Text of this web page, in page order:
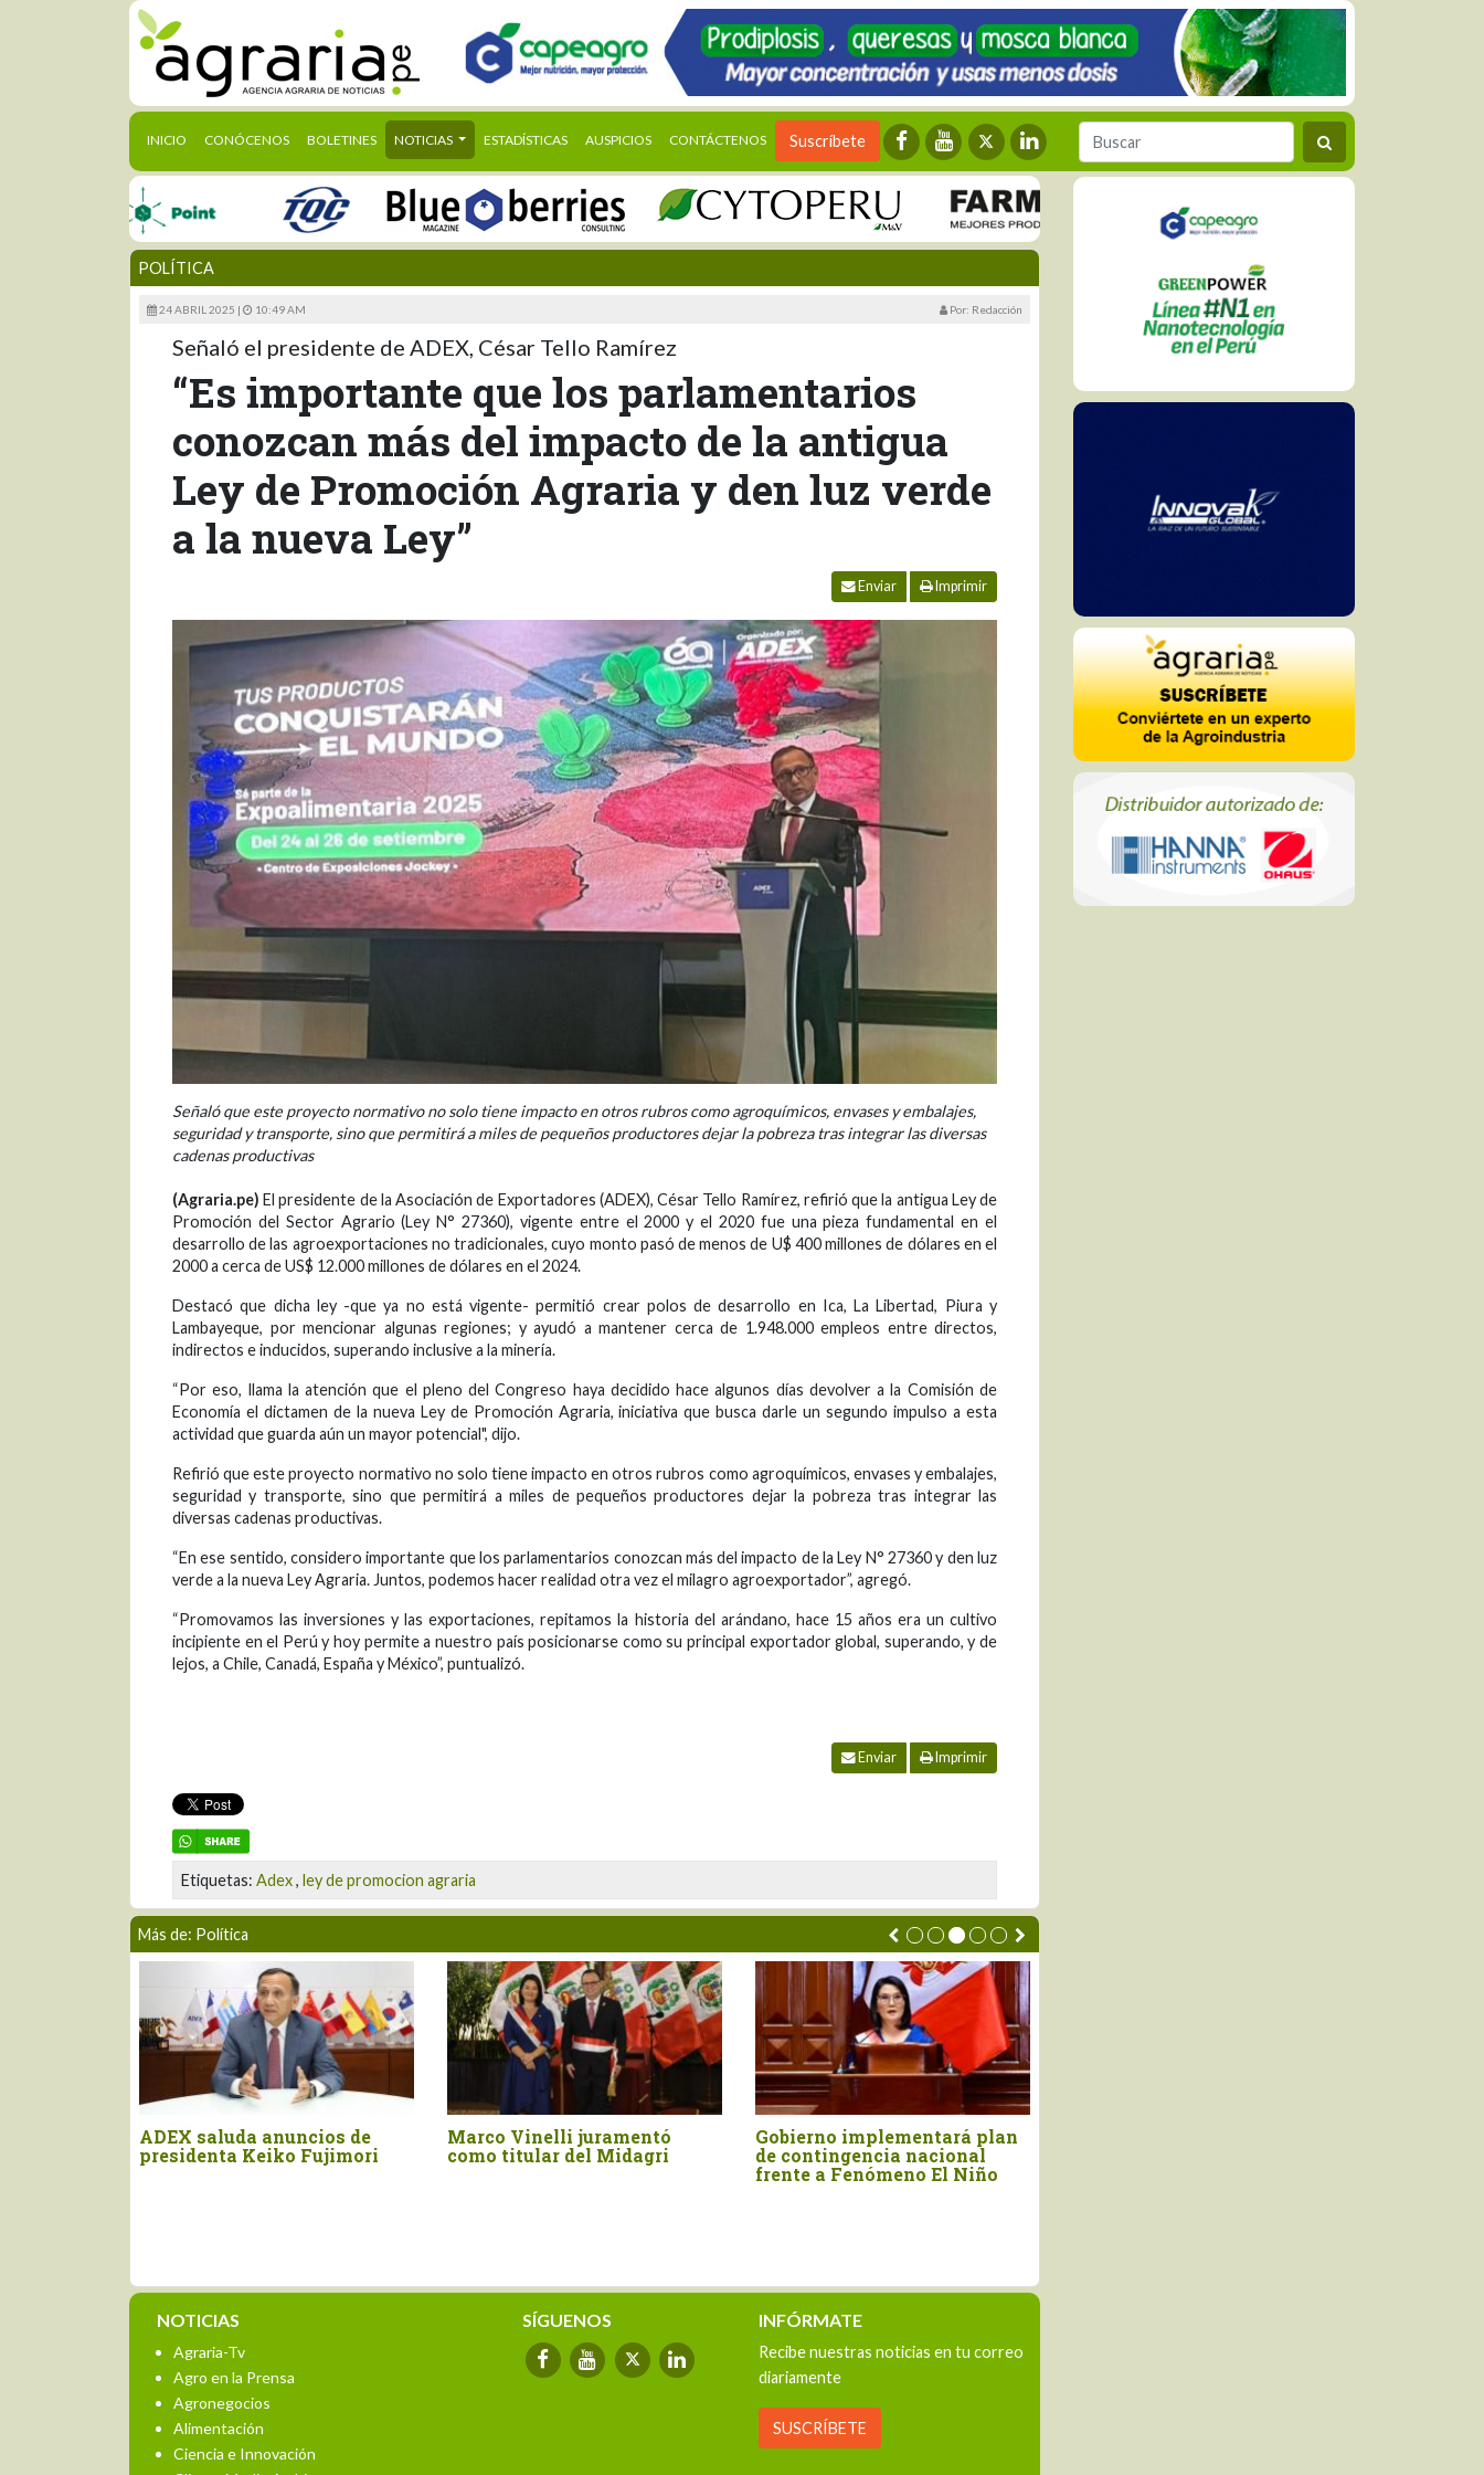
INICIO (CURRENT)
CONÓCENOS BOLETINES NOTICIAS ESTADÍSTICAS AUSPICIOS CONTÁCTENOS Suscríbete
POLÍTICA
24 ABRIL 2025 | 10:49 AM Por: Redacción
Señaló el presidente de ADEX, César Tello Ramírez
“Es importante que los parlamentarios
conozcan más del impacto de la antigua
Ley de Promoción Agraria y den luz verde
a la nueva Ley”
Enviar Imprimir
Señaló que este proyecto normativo no solo tiene impacto en otros rubros como agroquímicos, envases y embalajes,
seguridad y transporte, sino que permitirá a miles de pequeños productores dejar la pobreza tras integrar las diversas
cadenas productivas
(Agraria.pe) El presidente de la Asociación de Exportadores (ADEX), César Tello Ramírez, refirió que la antigua Ley de
Promoción del Sector Agrario (Ley N° 27360), vigente entre el 2000 y el 2020 fue una pieza fundamental en el
desarrollo de las agroexportaciones no tradicionales, cuyo monto pasó de menos de U$ 400 millones de dólares en el
2000 a cerca de US$ 12.000 millones de dólares en el 2024.
Destacó que dicha ley -que ya no está vigente- permitió crear polos de desarrollo en Ica, La Libertad, Piura y
Lambayeque, por mencionar algunas regiones; y ayudó a mantener cerca de 1.948.000 empleos entre directos,
indirectos e inducidos, superando inclusive a la minería.
“Por eso, llama la atención que el pleno del Congreso haya decidido hace algunos días devolver a la Comisión de
Economía el dictamen de la nueva Ley de Promoción Agraria, iniciativa que busca darle un segundo impulso a esta
actividad que guarda aún un mayor potencial", dijo.
Refirió que este proyecto normativo no solo tiene impacto en otros rubros como agroquímicos, envases y embalajes,
seguridad y transporte, sino que permitirá a miles de pequeños productores dejar la pobreza tras integrar las
diversas cadenas productivas.
“En ese sentido, considero importante que los parlamentarios conozcan más del impacto de la Ley N° 27360 y den luz
verde a la nueva Ley Agraria. Juntos, podemos hacer realidad otra vez el milagro agroexportador”, agregó.
“Promovamos las inversiones y las exportaciones, repitamos la historia del arándano, hace 15 años era un cultivo
incipiente en el Perú y hoy permite a nuestro país posicionarse como su principal exportador global, superando, y de
lejos, a Chile, Canadá, España y México”, puntualizó.
Enviar Imprimir
Etiquetas: Adex, ley de promocion agraria
Más de: Política
saluda anuncios de
Keiko Fujimori
Marco Vinelli juramentó
como titular del Midagri
Gobierno implementará plan
de contingencia nacional
frente a Fenómeno El Niño
Articulan respuesta regional
ante el impacto de El Niño en
la agricultura
NOTICIAS
Agraria-Tv
Agro en la Prensa
Agronegocios
Alimentación
Ciencia e Innovación
SÍGUENOS INFÓRMATE
Recibe nuestras noticias en tu correo
diariamente
SUSCRÍBETE